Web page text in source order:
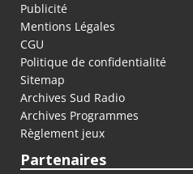
Publicité
Mentions Légales
CGU
Politique de confidentialité
Sitemap
Archives Sud Radio
Archives Programmes
Règlement jeux
Partenaires